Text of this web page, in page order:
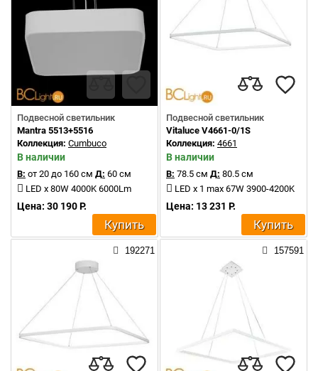
Подвесной светильник
Mantra 5513+5516
Коллекция: Cumbuco
В наличии
В: от 20 до 160 см Д: 60 см
LED x 80W 4000K 6000Lm
Цена: 30 190 Р.
Купить
Подвесной светильник
Vitaluce V4661-0/1S
Коллекция: 4661
В наличии
В: 78.5 см Д: 80.5 см
LED x 1 max 67W 3900-4200K
Цена: 13 231 Р.
Купить
192271 157591